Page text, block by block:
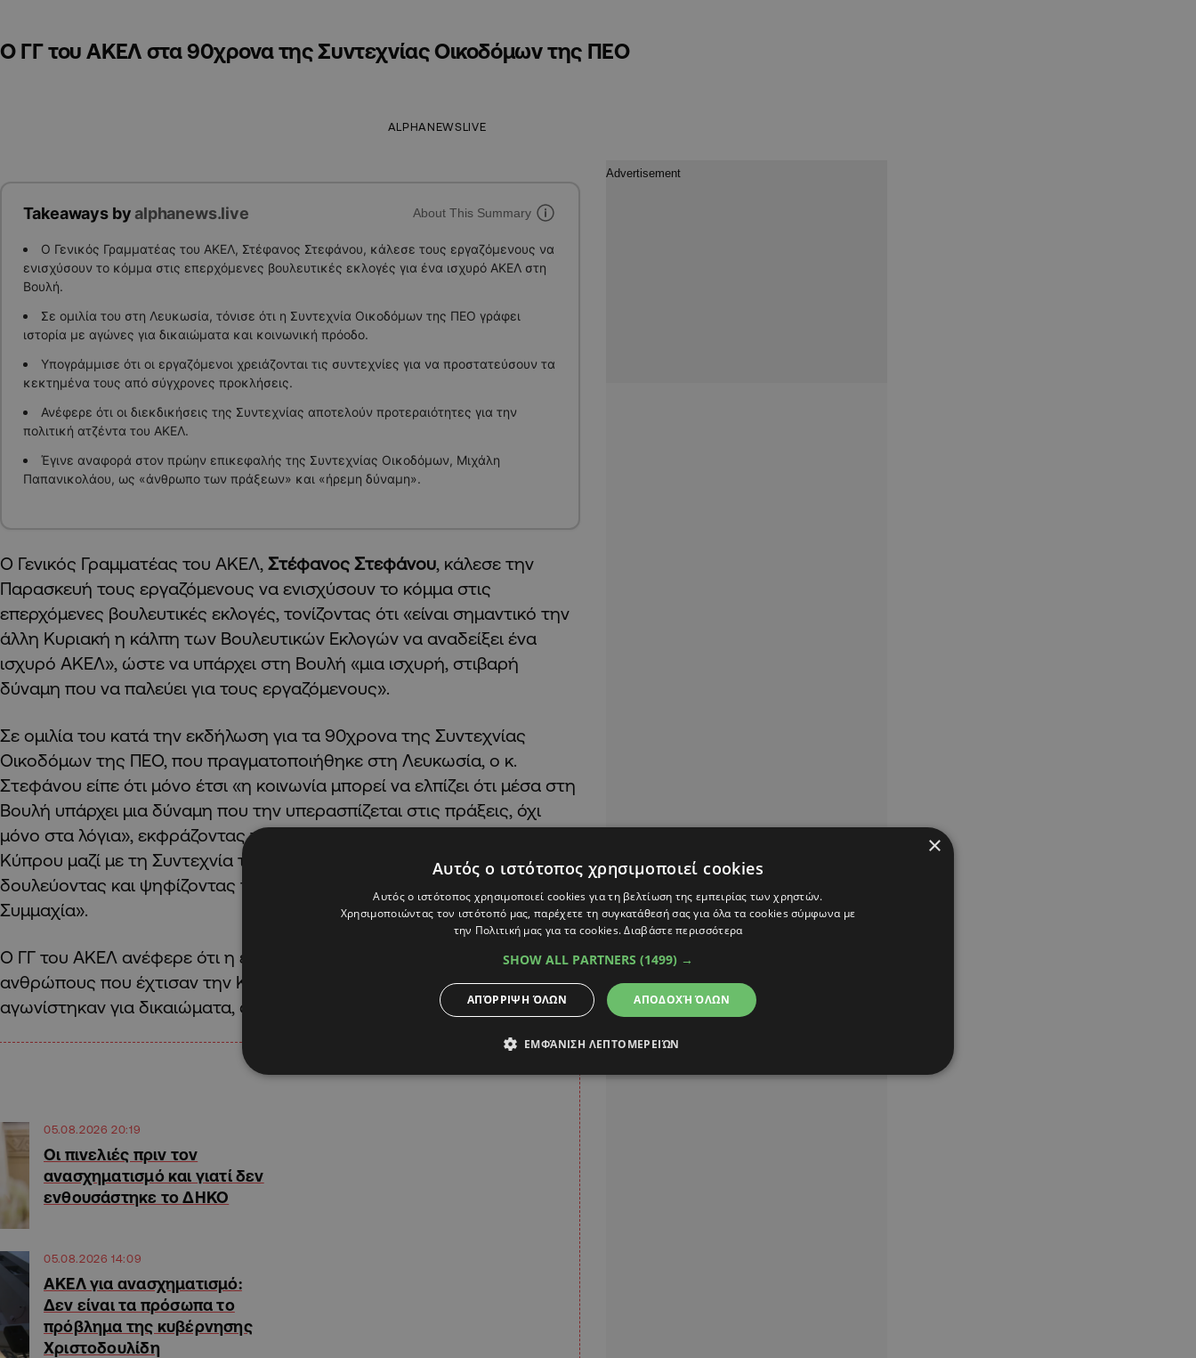
Ο ΓΓ του ΑΚΕΛ στα 90χρονα της Συντεχνίας Οικοδόμων της ΠΕΟ
ALPHANEWSLIVE
Takeaways byalphanews.live About This Summary
Ο Γενικός Γραμματέας του ΑΚΕΛ, Στέφανος Στεφάνου, κάλεσε τους εργαζόμενους να
ενισχύσουν το κόμμα στις επερχόμενες βουλευτικές εκλογές για ένα ισχυρό ΑΚΕΛ στη
Βουλή.
Σε ομιλία του στη Λευκωσία, τόνισε ότι η Συντεχνία Οικοδόμων της ΠΕΟ γράφει
ιστορία με αγώνες για δικαιώματα και κοινωνική πρόοδο.
Υπογράμμισε ότι οι εργαζόμενοι χρειάζονται τις συντεχνίες για να προστατεύσουν τα
κεκτημένα τους από σύγχρονες προκλήσεις.
Ανέφερε ότι οι διεκδικήσεις της Συντεχνίας αποτελούν προτεραιότητες για την
πολιτική ατζέντα του ΑΚΕΛ.
Έγινε αναφορά στον πρώην επικεφαλής της Συντεχνίας Οικοδόμων, Μιχάλη
Παπανικολάου, ως «άνθρωπο των πράξεων» και «ήρεμη δύναμη».
Ο Γενικός Γραμματέας του ΑΚΕΛ, Στέφανος Στεφάνου, κάλεσε την
Παρασκευή τους εργαζόμενους να ενισχύσουν το κόμμα στις
επερχόμενες βουλευτικές εκλογές, τονίζοντας ότι «είναι σημαντικό την
άλλη Κυριακή η κάλπη των Βουλευτικών Εκλογών να αναδείξει ένα
ισχυρό ΑΚΕΛ», ώστε να υπάρχει στη Βουλή «μια ισχυρή, στιβαρή
δύναμη που να παλεύει για τους εργαζόμενους».
Σε ομιλία του κατά την εκδήλωση για τα 90χρονα της Συντεχνίας
Οικοδόμων της ΠΕΟ, που πραγματοποιήθηκε στη Λευκωσία, ο κ.
Στεφάνου είπε ότι μόνο έτσι «η κοινωνία μπορεί να ελπίζει ότι μέσα στη
Βουλή υπάρχει μια δύναμη που την υπερασπίζεται στις πράξεις, όχι
μόνο στα λόγια», εκφράζοντας τη βεβαιότητα ότι «οι οικοδόμοι της
Κύπρου μαζί με τη Συντεχνία τους θα κάνουν ξανά το καθήκον τους
δουλεύοντας και ψηφίζοντας το ΑΚΕΛ – Αριστερά – Κοινωνική
Συμμαχία».
Ο ΓΓ του ΑΚΕΛ ανέφερε ότι η επέτειος αποτελεί φόρο τιμής «στους
ανθρώπους που έχτισαν την Κύπρο» και στις γενιές εργατών που
αγωνίστηκαν για δικαιώματα, αξιοπρέπεια και κοινωνική πρόοδο.
05.08.2026 20:19
Οι πινελιές πριν τον
ανασχηματισμό και γιατί δεν
ενθουσάστηκε το ΔΗΚΟ
05.08.2026 14:09
ΑΚΕΛ για ανασχηματισμό:
Δεν είναι τα πρόσωπα το
πρόβλημα της κυβέρνησης
Χριστοδουλίδη
×
Αυτός ο ιστότοπος χρησιμοποιεί cookies
Αυτός ο ιστότοπος χρησιμοποιεί cookies για τη βελτίωση της εμπειρίας των χρηστών.
Χρησιμοποιώντας τον ιστότοπό μας, παρέχετε τη συγκατάθεσή σας για όλα τα cookies σύμφωνα με
την Πολιτική μας για τα cookies.Διαβάστε περισσότερα
SHOW ALL PARTNERS (1499) →
ΑΠΟΔΟΧΉ ΌΛΩΝ
ΑΠΌΡΡΙΨΗ ΌΛΩΝ
ΕΜΦΆΝΙΣΗ ΛΕΠΤΟΜΕΡΕΙΏΝ